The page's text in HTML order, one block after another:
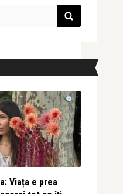
Viața e prea